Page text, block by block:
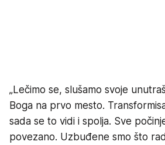
„Lečimo se, slušamo svoje
Boga na prvo mesto.
sada se to vidi i spolja. Sve
povezano. Uzbuđene smo što